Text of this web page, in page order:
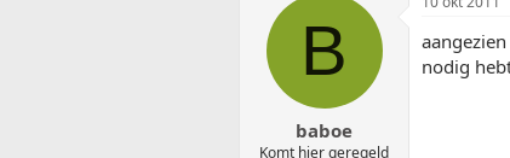
t
t
d
t
u
m
B
baboe
Komt hier geregeld
nodig